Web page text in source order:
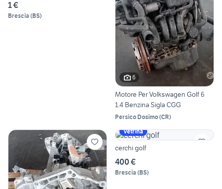
1 €
Brescia (BS)
6
Motore Per Volkswagen Golf 6
1.4 Benzina Sigla CGG
Persico Dosimo(CR)
Vetrina
cerchi golf
400 €
Brescia (BS)